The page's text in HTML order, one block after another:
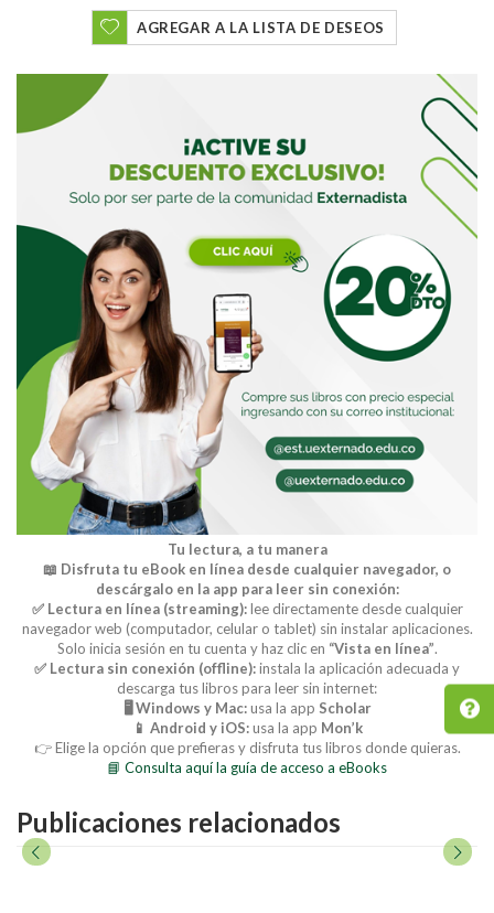
AGREGAR A LA LISTA DE DESEOS
Tu lectura, a tu manera
📖 Disfruta tu eBook en línea desde cualquier navegador, o
descárgalo en la app para leer sin conexión:
✅ Lectura en línea (streaming):lee directamente desde cualquier
navegador web (computador, celular o tablet) sin instalar aplicaciones.
Solo inicia sesión en tu cuenta y haz clic en “Vista en línea”.
✅ Lectura sin conexión (offline):instala la aplicación adecuada y
descarga tus libros para leer sin internet:
🖥️ Windows y Mac:usa la app Scholar
📱 Android y iOS:usa la app Mon’k
👉 Elige la opción que prefieras y disfruta tus libros donde quieras.
📘 Consulta aquí la guía de acceso a eBooks
Publicaciones relacionados